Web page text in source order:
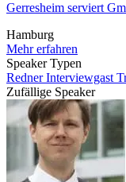
Gerresheim serviert
Hamburg
Mehr erfahren
Speaker Typen
RednerInterviewgast
Zufällige Speaker